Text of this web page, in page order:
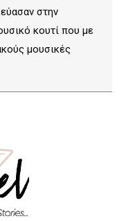
στην
κουτί που με
μουσικές